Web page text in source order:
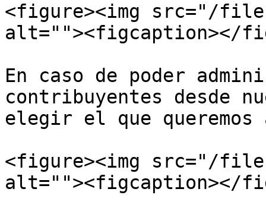
<figure><img src="/files/
alt=""><figcaption></
En caso de poder
contribuyentes desde
elegir el que
<figure><img src="/files/
alt=""><figcaption></